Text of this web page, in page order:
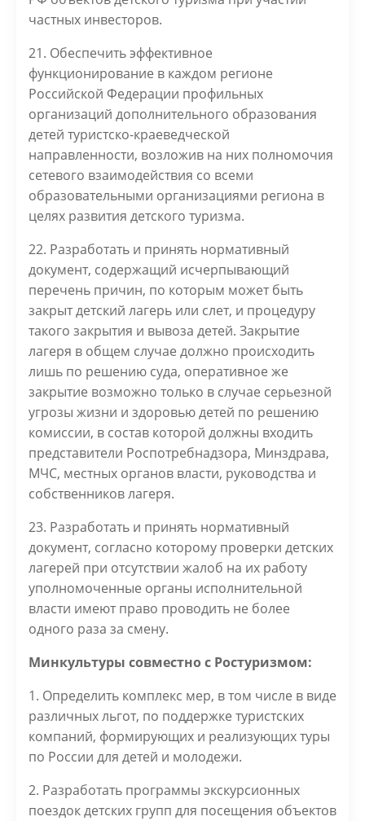
частных инвесторов.
21. Обеспечить эффективное
функционирование в каждом регионе
Российской Федерации профильных
организаций дополнительного образования
детей туристско-краеведческой
направленности, возложив на них полномочия
сетевого взаимодействия со всеми
образовательными организациями региона в
целях развития детского туризма.
22. Разработать и принять нормативный
документ, содержащий исчерпывающий
перечень причин, по которым может быть
закрыт детский лагерь или слет, и процедуру
такого закрытия и вывоза детей. Закрытие
лагеря в общем случае должно происходить
лишь по решению суда, оперативное же
закрытие возможно только в случае серьезной
угрозы жизни и здоровью детей по решению
комиссии, в состав которой должны входить
представители Роспотребнадзора, Минздрава,
МЧС, местных органов власти, руководства и
собственников лагеря.
23. Разработать и принять нормативный
документ, согласно которому проверки детских
лагерей при отсутствии жалоб на их работу
уполномоченные органы исполнительной
власти имеют право проводить не более
одного раза за смену.
Минкультуры совместно с Ростуризмом:
1. Определить комплекс мер, в том числе в виде
различных льгот, по поддержке туристских
компаний, формирующих и реализующих туры
по России для детей и молодежи.
2. Разработать программы экскурсионных
поездок детских групп для посещения объектов